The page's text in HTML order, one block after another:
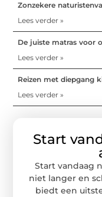
Zonzekere
Lees verder »
De juiste matras voor
Lees verder »
Reizen met diepgang
Lees verder »
Start
Start vandaag
niet langer en
biedt een